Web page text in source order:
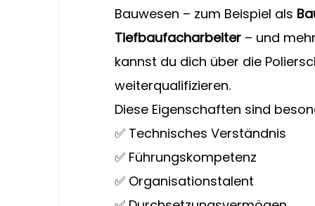
Bauwesen – zum Beispiel als
Tiefbaufacharbeiter – und
kannst du dich über die
weiterqualifizieren.
Diese Eigenschaften sind
✅ Technisches Verständnis
✅ Führungskompetenz
✅ Organisationstalent